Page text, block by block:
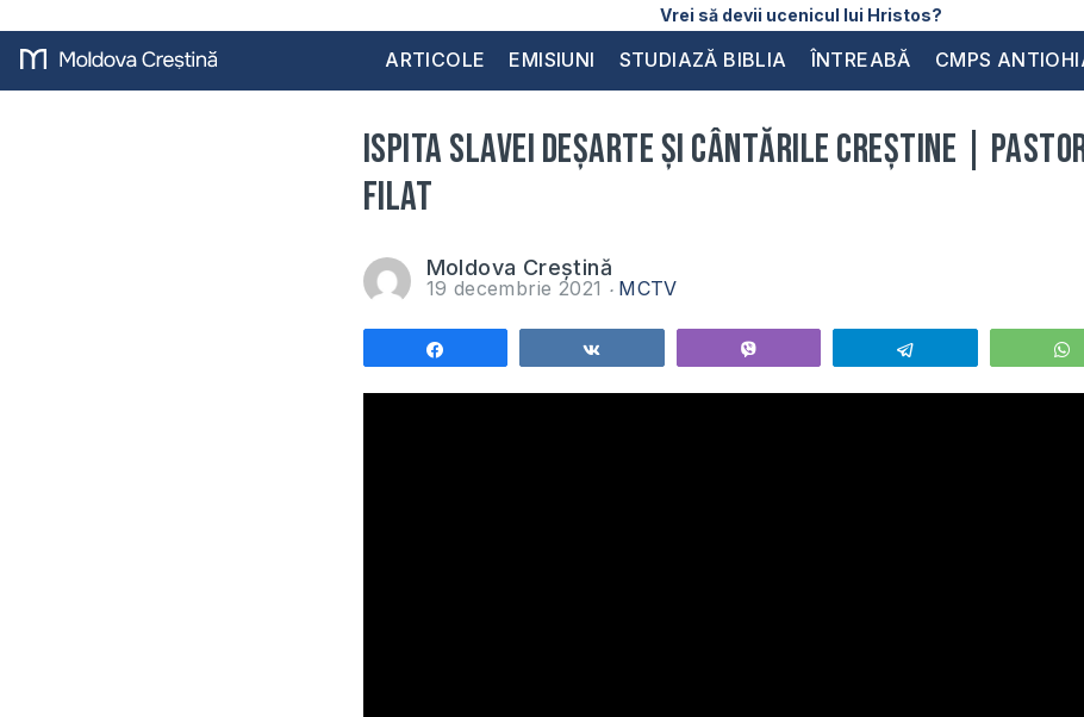
Vrei să devii ucenicul lui Hristos?
ARTICOLE EMISIUNI STUDIAZĂ BIBLIA ÎNTREABĂ CMPS
Ispita slavei deșarte și cântările creștine |
Filat
Moldova Creștină
19 decembrie 2021 MCTV